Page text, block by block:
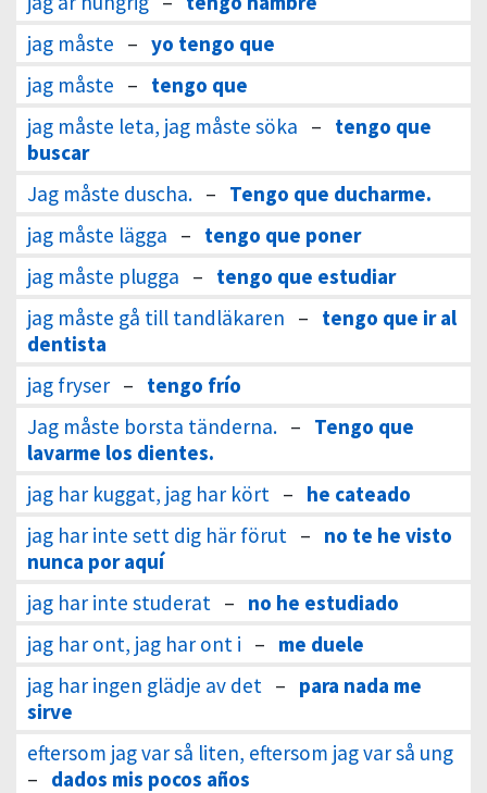
jag måste – yo tengo que
jag måste – tengo que
jag måste leta, jag måste söka – tengo que
buscar
Jag måste duscha. – Tengo que ducharme.
jag måste lägga – tengo que poner
jag måste plugga – tengo que estudiar
jag måste gå till tandläkaren – tengo que ir al
dentista
jag fryser – tengo frío
Jag måste borsta tänderna. – Tengo que
lavarme los dientes.
jag har kuggat, jag har kört – he cateado
jag har inte sett dig här förut – no te he visto
nunca por aquí
jag har inte studerat – no he estudiado
jag har ont, jag har ont i – me duele
jag har ingen glädje av det – para nada me
sirve
eftersom jag var så liten, eftersom jag var så ung
– dados mis pocos años